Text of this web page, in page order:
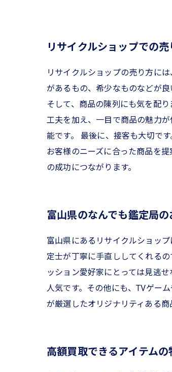
リサイクルショップでの売
リサイクルショップの売り方に
があるもの、希少なものなどが
そして、商品の陳列にも気を配
工夫を加え、一目で商品の魅力
能です。 最後に、接客も大切で
お客様のニーズに合った商品を
の成功につながります。
富山県のなんでも鑑定局
富山県にあるリサイクルショッ
定士が丁寧に手直ししてくれる
ッション愛好家にとっては見逃
人気です。その他にも、TVゲー
が厳選したオリジナリティある
高額買取できるアイテムの